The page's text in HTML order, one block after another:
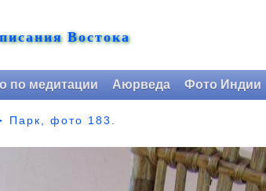
Востока
по медитации Аюрведа Фото Индии
Парк,фото 183.